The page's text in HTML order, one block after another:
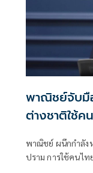
พาณิชย์จับมื
ต่างชาติใช้ค
พาณิชย์ ผนึกกำลัง
ปราม การใช้คนไ